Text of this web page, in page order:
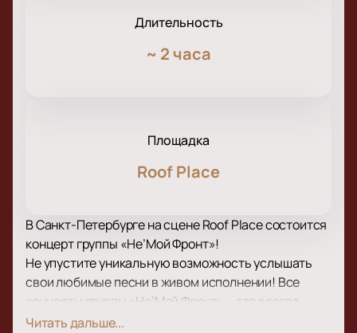
Длительность
~ 2 часа
Площадка
Roof Place
В Санкт-Петербурге на сцене Roof Place состоится
концерт группы «Не’Мой Фронт»!
Не упустите уникальную возможность услышать
свои любимые песни в живом исполнении! Все
концерты группы «Не’Мой Фронт» – это всегда
феерия звука, света, настоящий драйв и
Читать дальше...